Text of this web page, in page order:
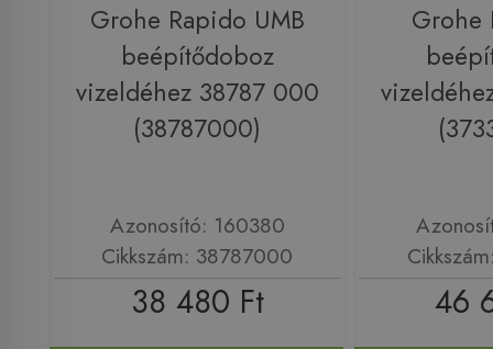
Grohe Rapido UMB
beépítődoboz
vizeldéhez 38787 000
(38787000)
Azonosító: 160380
Cikkszám: 38787000
38 480 Ft
Grohe
46